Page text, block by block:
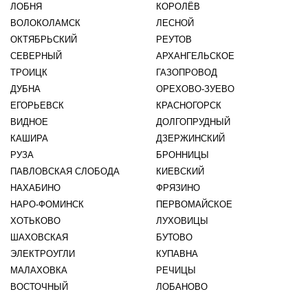
ЛОБНЯ
КОРОЛЁВ
ВОЛОКОЛАМСК
ЛЕСНОЙ
ОКТЯБРЬСКИЙ
РЕУТОВ
СЕВЕРНЫЙ
АРХАНГЕЛЬСКОЕ
ТРОИЦК
ГАЗОПРОВОД
ДУБНА
ОРЕХОВО-ЗУЕВО
ЕГОРЬЕВСК
КРАСНОГОРСК
ВИДНОЕ
ДОЛГОПРУДНЫЙ
КАШИРА
ДЗЕРЖИНСКИЙ
РУЗА
БРОННИЦЫ
ПАВЛОВСКАЯ СЛОБОДА
КИЕВСКИЙ
НАХАБИНО
ФРЯЗИНО
НАРО-ФОМИНСК
ПЕРВОМАЙСКОЕ
ХОТЬКОВО
ЛУХОВИЦЫ
ШАХОВСКАЯ
БУТОВО
ЭЛЕКТРОУГЛИ
КУПАВНА
МАЛАХОВКА
РЕЧИЦЫ
ВОСТОЧНЫЙ
ЛОБАНОВО